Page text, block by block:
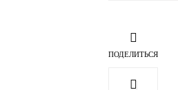
ПОДЕЛИТЬСЯ